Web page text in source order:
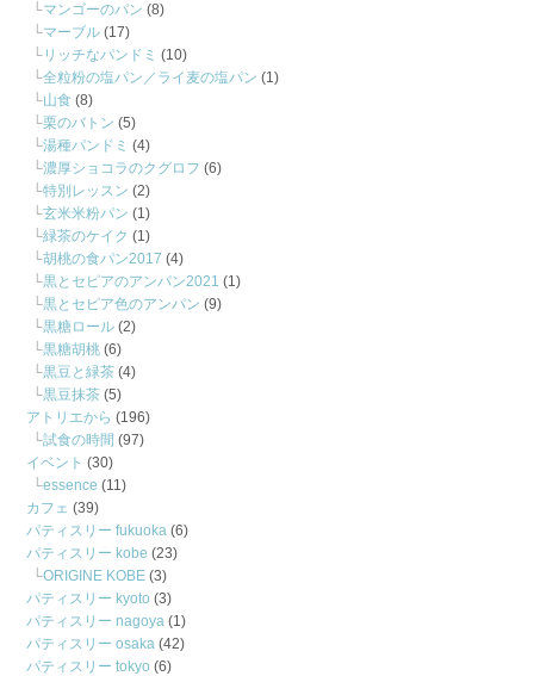
マンゴーのパン (8)
マーブル (17)
リッチなパンドミ (10)
全粒粉の塩パン／ライ麦の塩パン (1)
山食 (8)
栗のバトン (5)
湯種パンドミ (4)
濃厚ショコラのクグロフ (6)
特別レッスン (2)
玄米米粉パン (1)
緑茶のケイク (1)
胡桃の食パン2017 (4)
黒とセピアのアンパン2021 (1)
黒とセピア色のアンパン (9)
黒糖ロール (2)
黒糖胡桃 (6)
黒豆と緑茶 (4)
黒豆抹茶 (5)
アトリエから (196)
試食の時間 (97)
イベント (30)
essence (11)
カフェ (39)
パティスリー fukuoka (6)
パティスリー kobe (23)
ORIGINE KOBE (3)
パティスリー kyoto (3)
パティスリー nagoya (1)
パティスリー osaka (42)
パティスリー tokyo (6)